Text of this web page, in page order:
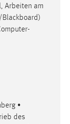
Arbeiten am
/Blackboard)
•
des